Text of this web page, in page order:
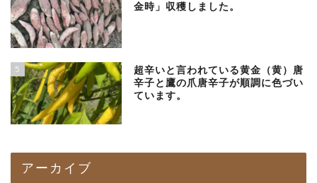
金時」収穫しました。
5
超辛いと言われている黄金（黄）唐
辛子と鷹の爪唐辛子が順調に色づい
ています。
アーカイブ